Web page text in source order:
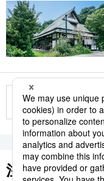
注目のキーワ